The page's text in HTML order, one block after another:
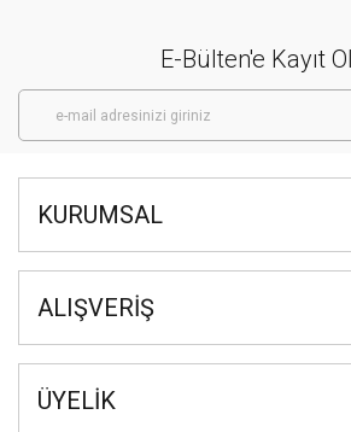
E-Bülten'e Kayıt
KURUMSAL
ALIŞVERİŞ
ÜYELİK